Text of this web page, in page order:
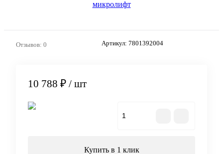
Отзывов: 0 Артикул: 7801392004
10 788 ₽ / шт
Купить в 1 клик